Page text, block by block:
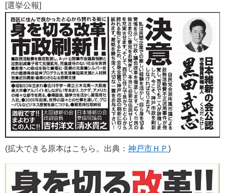
[選挙公報]
(拡大できる原本はこちら。出典： 神戸市ＨＰ )